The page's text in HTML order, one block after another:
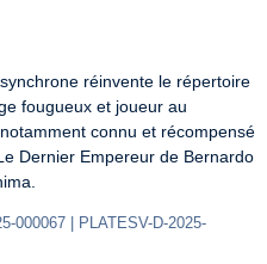
réinvente le répertoire
fougueux et joueur au
connu et récompensé
Dernier Empereur de Bernardo
000067 | PLATESV-D-2025-